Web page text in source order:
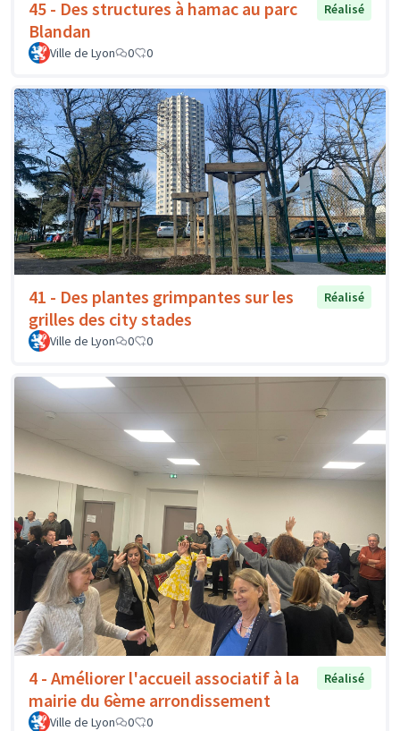
45 - Des structures à hamac au parc
Blandan
Réalisé
Ville de Lyon 0 0
41 - Des plantes grimpantes sur les
grilles des city stades
Réalisé
Ville de Lyon 0 0
4 - Améliorer l'accueil associatif à la
mairie du 6ème arrondissement
Réalisé
Ville de Lyon 0 0